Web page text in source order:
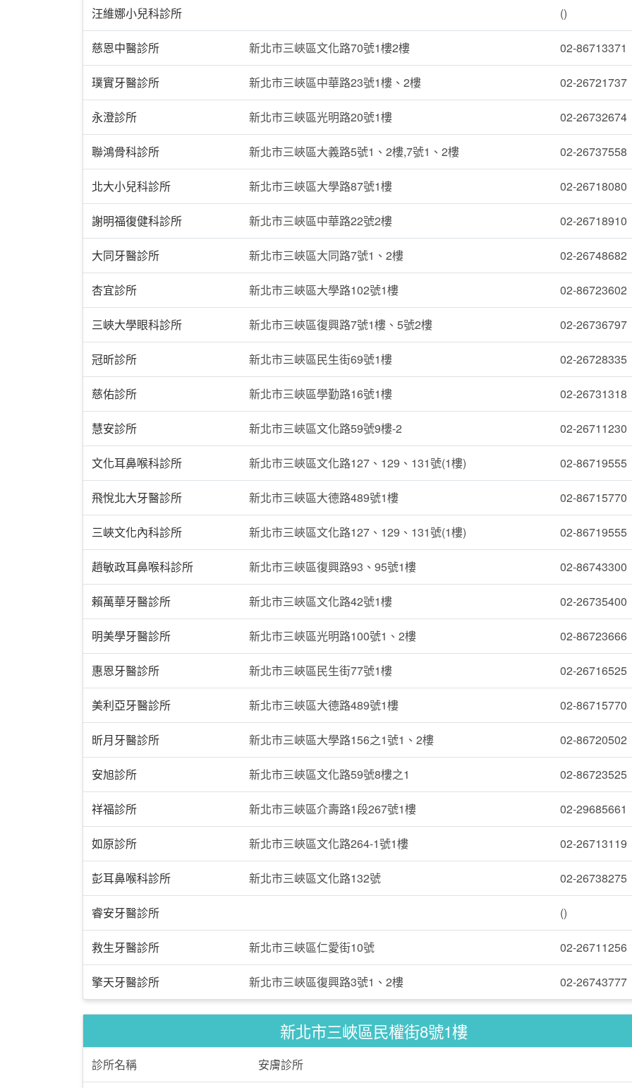
汪維娜小兒科診所 ()
慈恩中醫診所 新北市三峽區文化路70號1樓2樓 02-86713371
璞實牙醫診所 新北市三峽區中華路23號1樓、2樓 02-26721737
永澄診所 新北市三峽區光明路20號1樓 02-26732674
聯鴻骨科診所 新北市三峽區大義路5號1、2樓,7號1、2樓 02-26737558
北大小兒科診所 新北市三峽區大學路87號1樓 02-26718080
謝明福復健科診所 新北市三峽區中華路22號2樓 02-26718910
大同牙醫診所 新北市三峽區大同路7號1、2樓 02-26748682
杏宜診所 新北市三峽區大學路102號1樓 02-86723602
三峽大學眼科診所 新北市三峽區復興路7號1樓、5號2樓 02-26736797
冠昕診所 新北市三峽區民生街69號1樓 02-26728335
慈佑診所 新北市三峽區學勤路16號1樓 02-26731318
慧安診所 新北市三峽區文化路59號9樓-2 02-26711230
文化耳鼻喉科診所 新北市三峽區文化路127、129、131號(1樓) 02-86719555
飛悅北大牙醫診所 新北市三峽區大德路489號1樓 02-86715770
三峽文化內科診所 新北市三峽區文化路127、129、131號(1樓) 02-86719555
趙敏政耳鼻喉科診所 新北市三峽區復興路93、95號1樓 02-86743300
賴萬華牙醫診所 新北市三峽區文化路42號1樓 02-26735400
明美學牙醫診所 新北市三峽區光明路100號1、2樓 02-86723666
惠恩牙醫診所 新北市三峽區民生街77號1樓 02-26716525
美利亞牙醫診所 新北市三峽區大德路489號1樓 02-86715770
昕月牙醫診所 新北市三峽區大學路156之1號1、2樓 02-86720502
安旭診所 新北市三峽區文化路59號8樓之1 02-86723525
祥福診所 新北市三峽區介壽路1段267號1樓 02-29685661
如原診所 新北市三峽區文化路264-1號1樓 02-26713119
彭耳鼻喉科診所 新北市三峽區文化路132號 02-26738275
睿安牙醫診所 ()
救生牙醫診所 新北市三峽區仁愛街10號 02-26711256
擎天牙醫診所 新北市三峽區復興路3號1、2樓 02-26743777
新北市三峽區民權街8號1樓
診所名稱 安膚診所